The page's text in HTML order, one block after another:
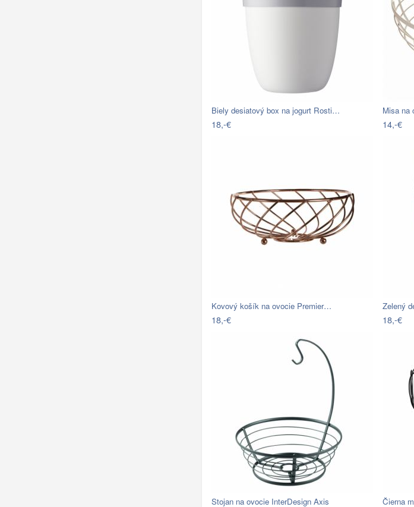
Biely desiatový box na jogurt Rosti…
18,-€
Misa na
14,-€
Kovový košík na ovocie Premier…
18,-€
Zelený
18,-€
Stojan na ovocie InterDesign Axis Čierna